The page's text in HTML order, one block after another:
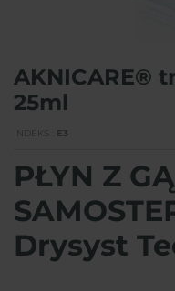
AKNICARE®
25ml
INDEKS E3
PŁYN Z
Drysyst